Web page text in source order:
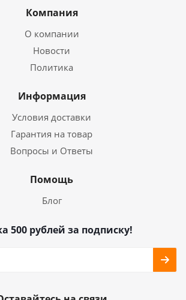
Компания
О компании
Новости
Политика
Информация
Условия доставки
Гарантия на товар
Вопросы и Ответы
Помощь
Блог
500 рублей за подписку!